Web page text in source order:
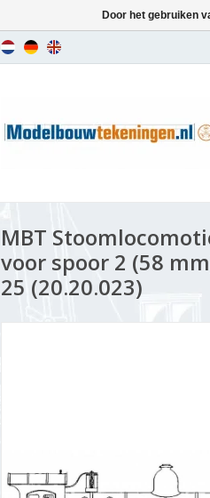
MBT
voor spoor 2 (58
25 (20.20.023)
Door het gebruiken